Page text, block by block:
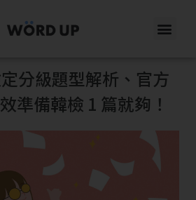
分級題型解析、官方
準備韓檢 1 篇就夠！